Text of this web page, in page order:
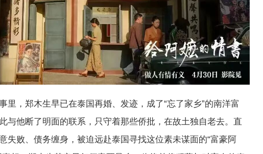
里，郑木生早已在泰国再婚、发迹，成了“忘了家乡”的南洋富
与他断了明面的联系，只守着那些侨批，在故土独自老去。直
失败、债务缠身，被迫远赴泰国寻找这位素未谋面的“富豪阿